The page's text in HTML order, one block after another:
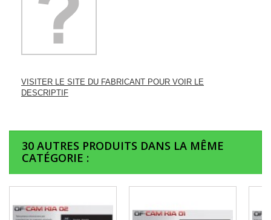
VISITER LE SITE DU FABRICANT POUR VOIR LE
DESCRIPTIF
30 AUTRES PRODUITS DANS LA MÊME
CATÉGORIE :